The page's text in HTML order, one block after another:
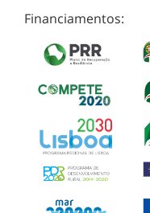
Financiamentos: